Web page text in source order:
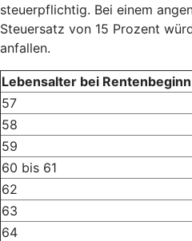
steuerpflichtig. Bei einem
Steuersatz von 15 Prozent
anfallen.
Lebensalter bei Rentenbeginn
57
58
59
60 bis 61
62
63
64